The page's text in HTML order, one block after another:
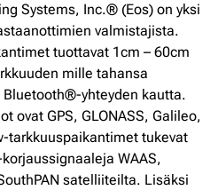
Systems, Inc.® (Eos) on yksi
valmistajista.
tuottavat 1cm – 60cm
mille tahansa
yhteyden kautta.
ovat GPS, GLONASS, Galileo,
tarkkuuspaikantimet tukevat
WAAS,
satelliiteilta. Lisäksi